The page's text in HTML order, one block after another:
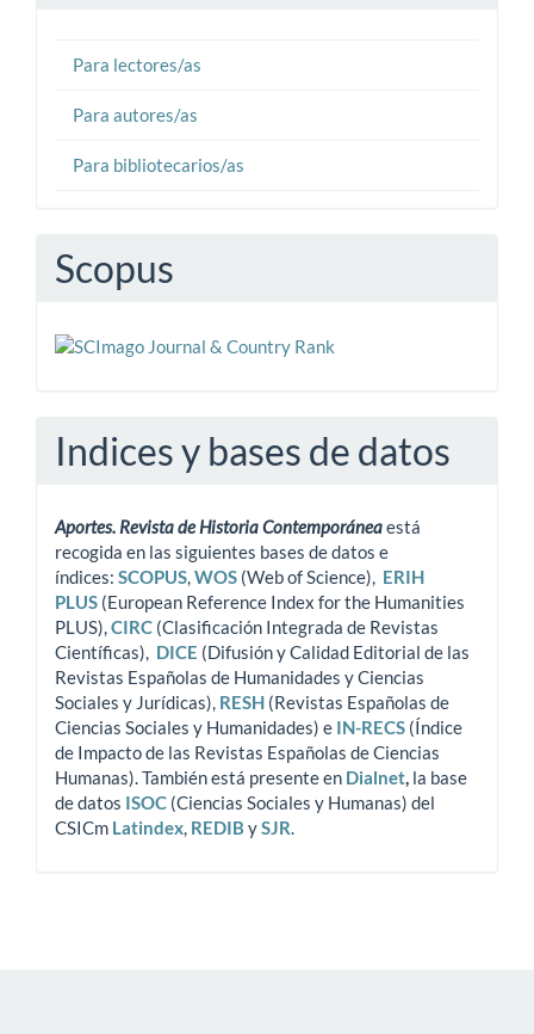
Para lectores/as
Para autores/as
Para bibliotecarios/as
Scopus
Indices y bases de datos
Aportes. Revista de Historia Contemporáneaestá
recogida en las siguientes bases de datos e
índices: SCOPUS,WOS (Web of Science), ERIH
PLUS (European Reference Index for the Humanities
PLUS),CIRC (Clasificación Integrada de Revistas
Científicas), DICE (Difusión y Calidad Editorial de las
Revistas Españolas de Humanidades y Ciencias
Sociales y Jurídicas), RESH (Revistas Españolas de
Ciencias Sociales y Humanidades) e IN-RECS (Índice
de Impacto de las Revistas Españolas de Ciencias
Humanas). También está presente en Dialnet, la base
de datos ISOC (Ciencias Sociales y Humanas) del
CSICm Latindex, REDIB ySJR.